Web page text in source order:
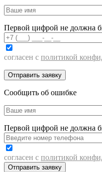
Первой цифрой не должна
согласен с политикой
Сообщить об ошибке
Первой цифрой не должна
согласен с политикой